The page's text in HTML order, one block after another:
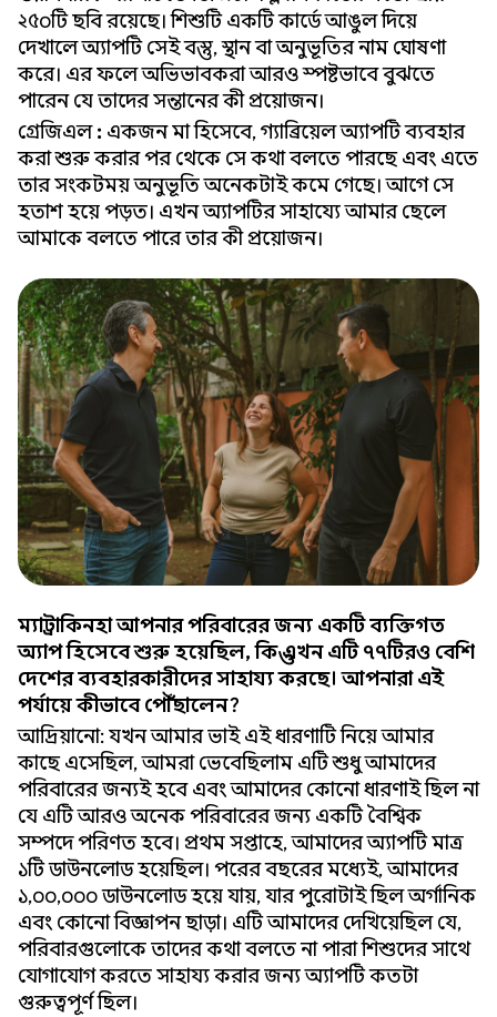
২৫০টি ছবি রয়েছে। শিশুটি একটি কার্ডে আঙুল দিয়ে
দেখালে অ্যাপটি সেই বস্তু, স্থান বা অনুভূতির নাম ঘোষণা
করে। এর ফলে অভিভাবকরা আরও স্পষ্টভাবে বুঝতে
পারেন যে তাদের সন্তানের কী প্রয়োজন।
গ্রেজিএল: একজন মা হিসেবে, গ্যাব্রিয়েল অ্যাপটি ব্যবহার
করা শুরু করার পর থেকে সে কথা বলতে পারছে এবং এতে
তার সংকটময় অনুভূতি অনেকটাই কমে গেছে। আগে সে
হতাশ হয়ে পড়ত। এখন অ্যাপটির সাহায্যে আমার ছেলে
আমাকে বলতে পারে তার কী প্রয়োজন।
ম্যাট্রাকিনহা আপনার পরিবারের জন্য একটি ব্যক্তিগত
অ্যাপ হিসেবে শুরু হয়েছিল, কিন্তু এখন এটি ৭৭টিরও বেশি
দেশের ব্যবহারকারীদের সাহায্য করছে। আপনারা এই
পর্যায়ে কীভাবে পৌঁছালেন?
আদ্রিয়ানো: যখন আমার ভাই এই ধারণাটি নিয়ে আমার
কাছে এসেছিল, আমরা ভেবেছিলাম এটি শুধু আমাদের
পরিবারের জন্যই হবে এবং আমাদের কোনো ধারণাই ছিল না
যে এটি আরও অনেক পরিবারের জন্য একটি বৈশ্বিক
সম্পদে পরিণত হবে। প্রথম সপ্তাহে, আমাদের অ্যাপটি মাত্র
১টি ডাউনলোড হয়েছিল। পরের বছরের মধ্যেই, আমাদের
১,০০,০০০ ডাউনলোড হয়ে যায়, যার পুরোটাই ছিল অর্গানিক
এবং কোনো বিজ্ঞাপন ছাড়া। এটি আমাদের দেখিয়েছিল যে,
পরিবারগুলোকে তাদের কথা বলতে না পারা শিশুদের সাথে
যোগাযোগ করতে সাহায্য করার জন্য অ্যাপটি কতটা
গুরুত্বপূর্ণ ছিল।